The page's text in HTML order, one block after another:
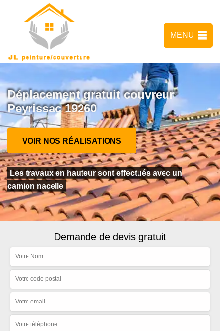
MENU
Déplacement gratuit couvreur
Peyrissac 19260
VOIR NOS RÉALISATIONS
Les travaux en hauteur sont effectués avec un
camion nacelle
Demande de devis gratuit